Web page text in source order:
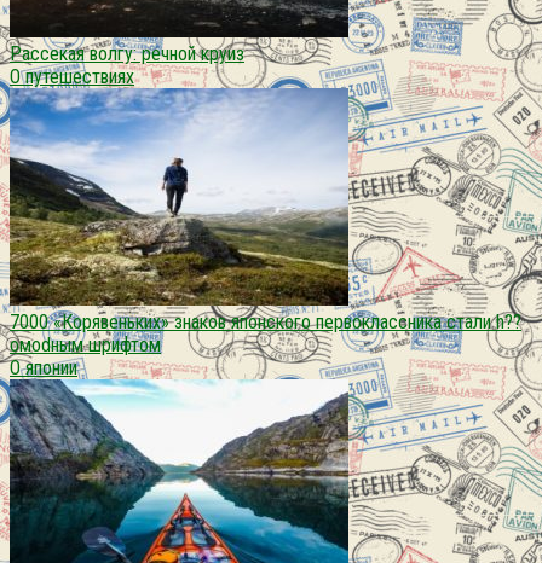
Рассекая волгу: речной круиз
О путешествиях
7000 «Корявеньких» знаков японского первоклассника стали h??
oмodным шрифтом
О японии